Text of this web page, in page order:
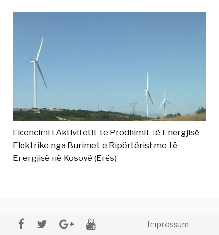
Licencimi i Aktivitetit te Prodhimit të Energjisë
Elektrike nga Burimet e Ripërtërishme të
Energjisë në Kosovë (Erës)
Impressum